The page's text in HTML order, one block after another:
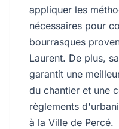
appliquer les
nécessaires pour
bourrasques
Laurent. De plus,
garantit une
du chantier et une
règlements
à la Ville de Percé.